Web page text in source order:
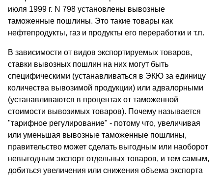
июля 1999 г. N 798 установлены вывозные
таможенные пошлины. Это такие товары как
нефтепродукты, газ и продукты его переработки и т.п.
В зависимости от видов экспортируемых товаров,
ставки вывозных пошлин на них могут быть
специфическими (устанавливаться в ЭКЮ за единицу
количества вывозимой продукции) или адвалорными
(устанавливаются в процентах от таможенной
стоимости вывозимых товаров). Почему называется
"тарифное регулирование" - потому что, увеличивая
или уменьшая вывозные таможенные пошлины,
правительство может сделать выгодным или наоборот
невыгодным экспорт отдельных товаров, и тем самым,
добиться увеличения или снижения объема экспорта